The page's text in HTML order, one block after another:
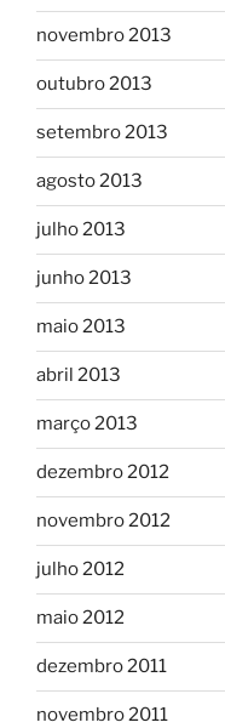
novembro 2013
outubro 2013
setembro 2013
agosto 2013
julho 2013
junho 2013
maio 2013
abril 2013
março 2013
dezembro 2012
novembro 2012
julho 2012
maio 2012
dezembro 2011
novembro 2011